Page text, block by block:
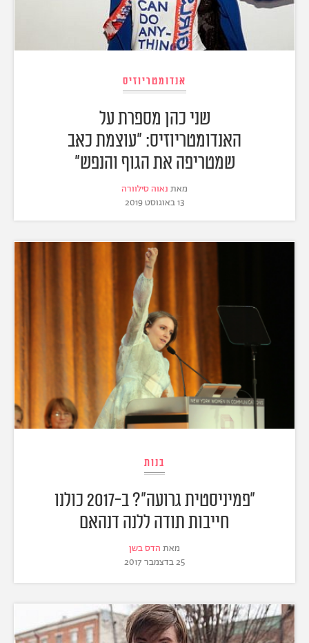
אנדומטריוזיס
שני כהן מספרת על
האנדומטריוזיס: "עוצמת כאב
שמטריפה את הגוף והנפש"
מאת נאוה סילוורה
13 באוגוסט 2019
בנות
"פמיניסטית גרועה"? ב-2017 כולנו
חייבות תודה ללנה דנהאם
מאת הדס בשן
25 בדצמבר 2017